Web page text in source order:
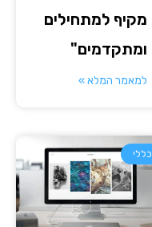
מקיף למתחילים
ומתקדמים"
למאמר המלא »
כללי